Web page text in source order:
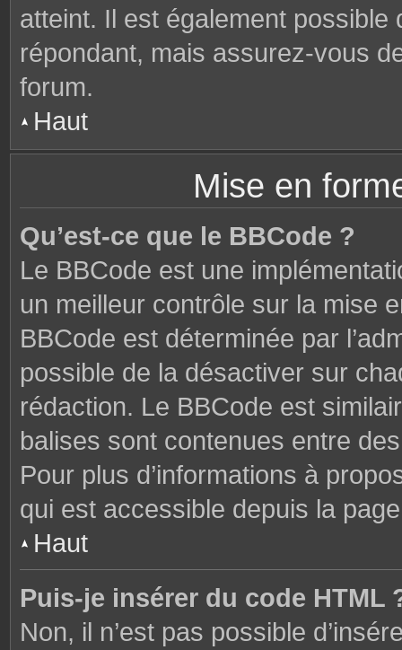
atteint. Il est également
répondant, mais assurez-vous
forum.
Haut
Mise en
Qu’est-ce que le BBCode ?
Le BBCode est une
un meilleur contrôle sur la mise
BBCode est déterminée par
possible de la désactiver sur
rédaction. Le BBCode est
balises sont contenues entre
Pour plus d’informations à
qui est accessible depuis la
Haut
Puis-je insérer du code HTML
Non, il n’est pas possible